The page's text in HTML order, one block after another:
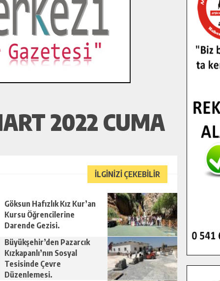
2022 CUMA
İLGİNİZİ ÇEKEBİLİR
Göksun Hafızlık Kız Kur’an
Kursu Öğrencilerine
Darende Gezisi.
Büyükşehir’den Pazarcık
Kızkapanlı’nın Sosyal
Tesisinde Çevre
Düzenlemesi.